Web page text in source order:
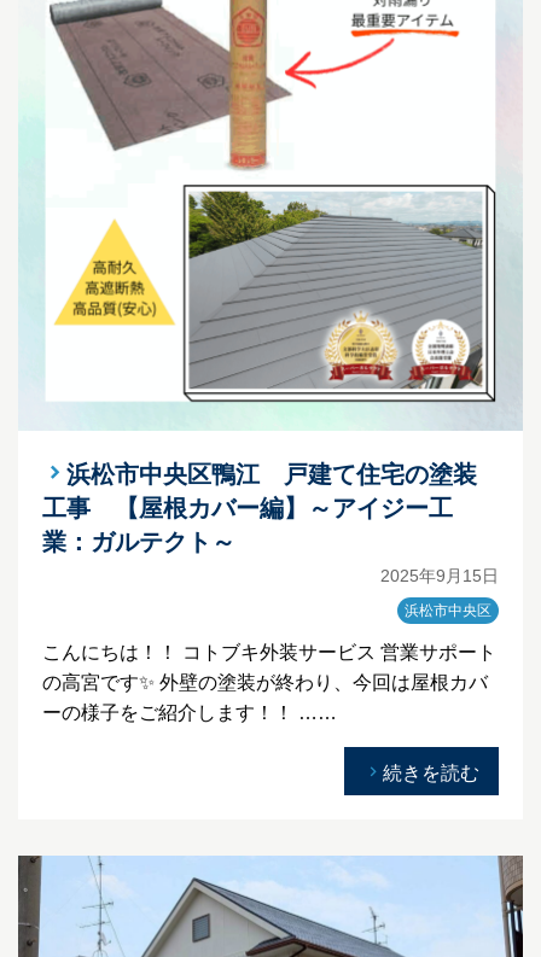
浜松市中央区鴨江 戸建て住宅の塗装
工事 【屋根カバー編】～アイジー工
業：ガルテクト～
2025年9月15日
浜松市中央区
こんにちは！！ コトブキ外装サービス 営業サポート
の高宮です✨ 外壁の塗装が終わり、今回は屋根カバ
ーの様子をご紹介します！！ ……
続きを読む